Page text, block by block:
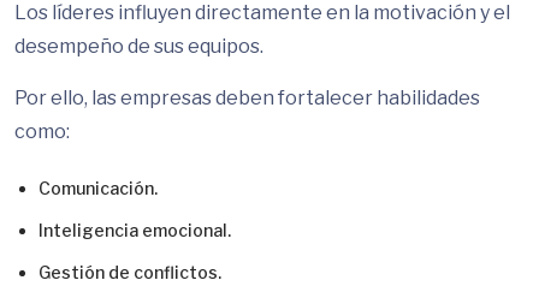
Los líderes influyen directamente en la motivación y el
desempeño de sus equipos.
Por ello, las empresas deben fortalecer habilidades
como:
Comunicación.
Inteligencia emocional.
Gestión de conflictos.